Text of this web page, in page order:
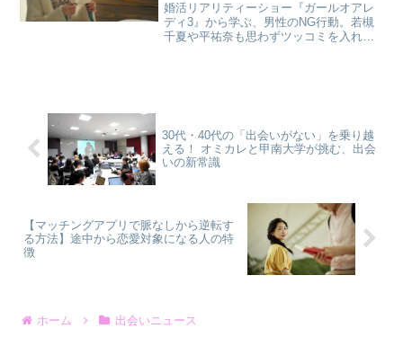
婚活リアリティーショー『ガールオアレ
ディ3』から学ぶ、男性のNG行動。若槻
千夏や平祐奈も思わずツッコミを入れた
30代・40代の「出会いがない」を乗り越
える！ オミカレと甲南大学が挑む、出会
いの新常識
【マッチングアプリで脈なしから逆転す
る方法】途中から恋愛対象になる人の特
徴
ホーム 出会いニュース